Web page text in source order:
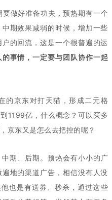
做好准备功夫，预热期有一个
期效果减弱的时候，增加一些
的回流，这是一个很普遍的运
事情，一定要与团队协作一起
的京东对打天猫，形成二元格
1199亿，什么概念？可以买多
京东又是怎么去把控的呢？
期、后期。预热会有小小的广
地的渠道广告，相信没有人没
也是有送券、秒杀，通过这些